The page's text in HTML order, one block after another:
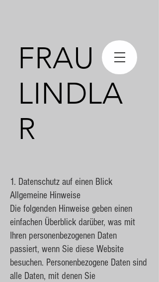
FRAU
LINDLA
R
1. Datenschutz auf einen Blick
Allgemeine Hinweise
Die folgenden Hinweise geben einen
einfachen Überblick darüber, was mit
Ihren personenbezogenen Daten
passiert, wenn Sie diese Website
besuchen. Personenbezogene Daten sind
alle Daten, mit denen Sie